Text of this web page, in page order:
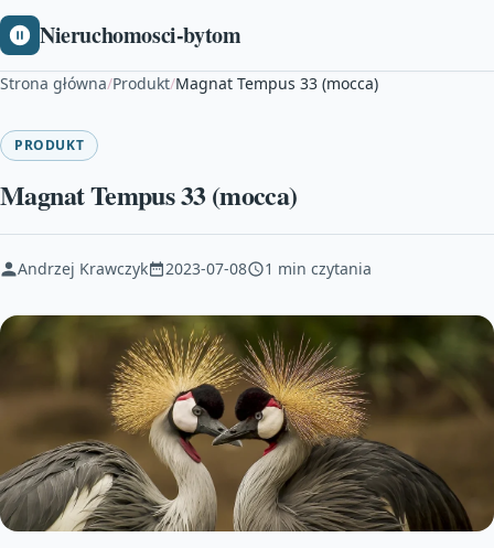
Nieruchomosci-bytom
Strona główna/Produkt/Magnat Tempus 33 (mocca)
PRODUKT
Magnat Tempus 33 (mocca)
Andrzej Krawczyk 2023-07-08 1 min czytania